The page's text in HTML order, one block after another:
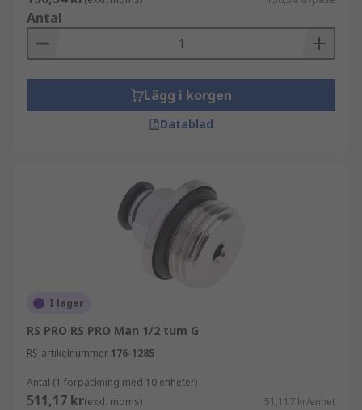
Antal
Lägg i korgen
Datablad
I lager
RS PRO RS PRO Man 1/2 tum G
RS-artikelnummer 176-1285
Antal (1 förpackning med 10 enheter)
511,17 kr(exkl. moms) 51,117 kr/enhet